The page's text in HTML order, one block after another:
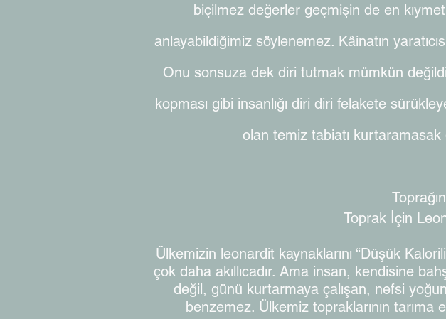
biçilmez değerler geçmişin de en
anlayabildiğimiz söylenemez. Kâinatın
Onu sonsuza dek diri tutmak mümkün
kopması gibi insanlığı diri diri felakete
olan temiz tabiatı kurtaramasak
Toprak İçin
Ülkemizin leonardit kaynaklarını “Düşük
çok daha akıllıcadır. Ama insan, kendisine
değil, günü kurtarmaya çalışan, nefsi
benzemez. Ülkemiz topraklarının